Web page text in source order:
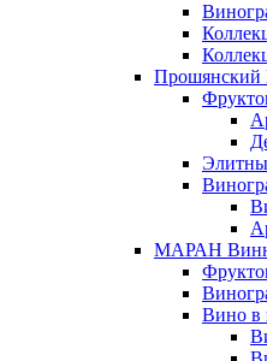
Прошянский
МАРАН
Вино в